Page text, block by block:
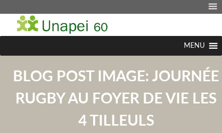
MENU
BLOG POST IMAGE: JOURNÉE
RUGBY AU FOYER DE VIE LES
4 TILLEULS